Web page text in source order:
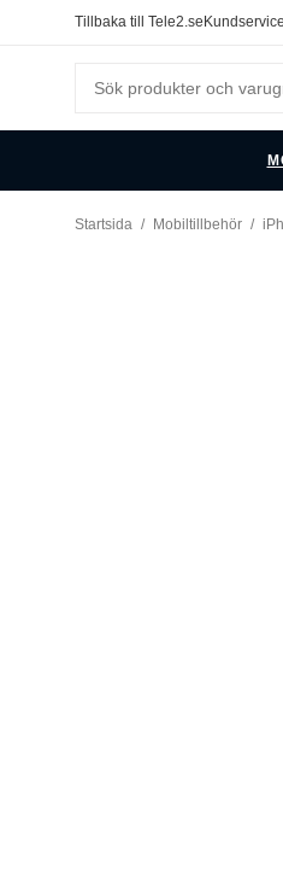
Tillbaka till Tele2.se Kundservice
Startsida / Mobiltillbehör /